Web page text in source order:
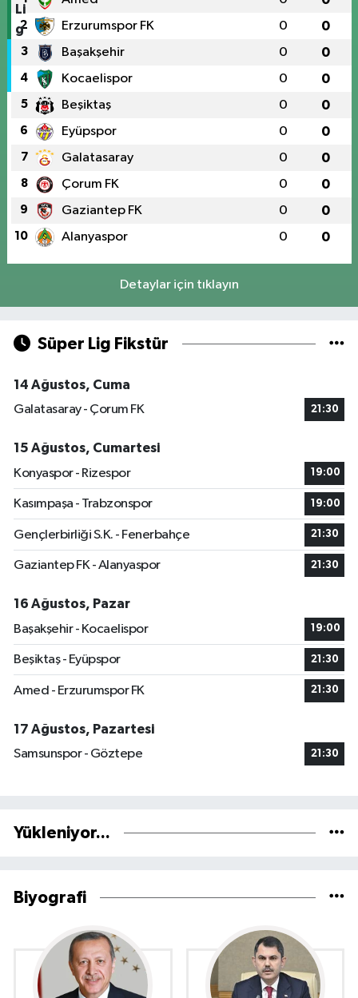
2 Erzurumspor FK 0 0
3 Başakşehir 0 0
4 Kocaelispor 0 0
5 Beşiktaş 0 0
6 Eyüpspor 0 0
7 Galatasaray 0 0
8 Çorum FK 0 0
9 Gaziantep FK 0 0
10 Alanyaspor 0 0
Detaylar için tıklayın
Süper Lig Fikstür
14 Ağustos, Cuma
Galatasaray - Çorum FK
21:30
15 Ağustos, Cumartesi
Konyaspor - Rizespor
19:00
Kasımpaşa - Trabzonspor 19:00
Gençlerbirliği S.K. - Fenerbahçe 21:30
Gaziantep FK - Alanyaspor 21:30
16 Ağustos, Pazar
Başakşehir - Kocaelispor
19:00
Beşiktaş - Eyüpspor 21:30
Amed - Erzurumspor FK 21:30
17 Ağustos, Pazartesi
Samsunspor - Göztepe
21:30
Yükleniyor...
Biyografi